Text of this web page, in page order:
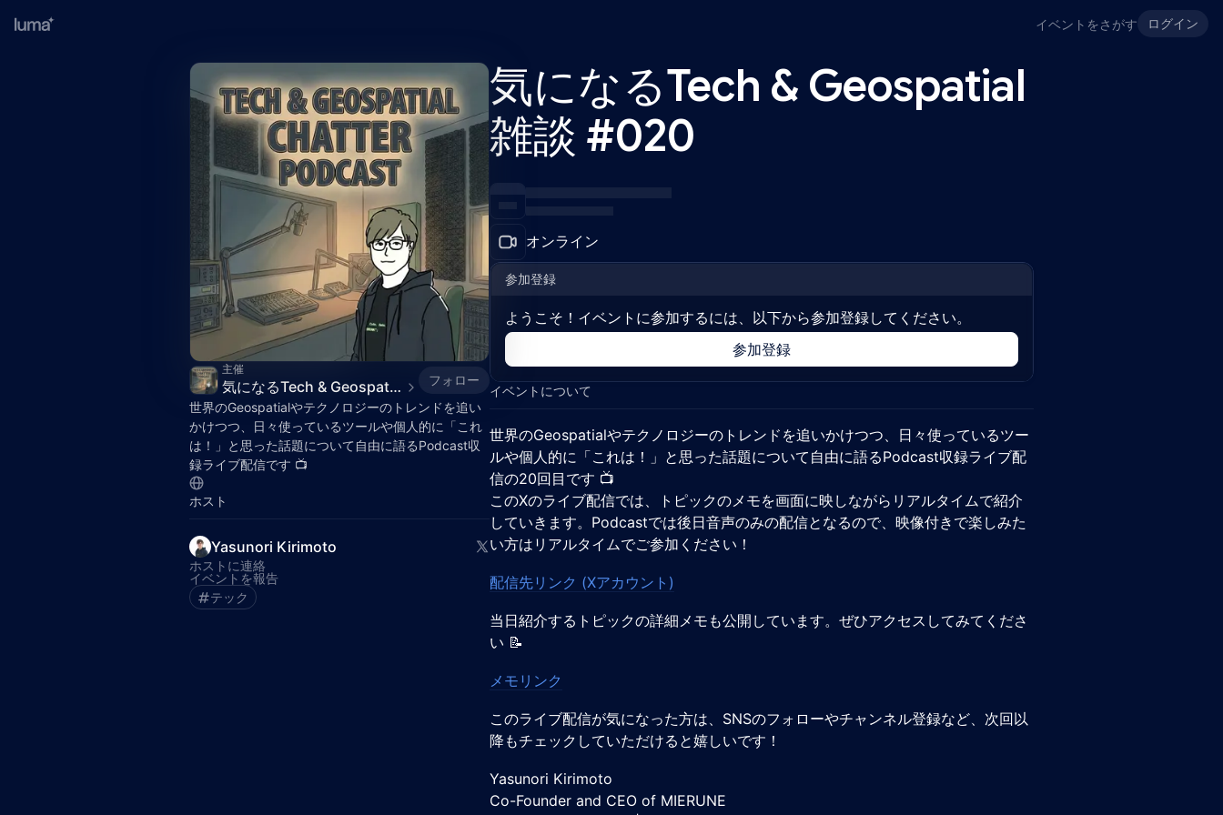
イベントをさがす ログイン
主催
気になるTech & Geospatial雑談
フォロー
世界のGeospatialやテクノロジーのトレンドを追い
かけつつ、日々使っているツールや個人的に「これ
は！」と思った話題について自由に語るPodcast収
録ライブ配信です 📺️
ホスト
Yasunori Kirimoto
ホストに連絡
イベントを報告
テック
気になるTech & Geospatial
雑談 #020
オンライン
参加登録
ようこそ！イベントに参加するには、以下から参加登録してください。
参加登録
イベントについて
世界のGeospatialやテクノロジーのトレンドを追いかけつつ、日々使っているツー
ルや個人的に「これは！」と思った話題について自由に語るPodcast収録ライブ配
信の20回目です 📺️
このXのライブ配信では、トピックのメモを画面に映しながらリアルタイムで紹介
していきます。Podcastでは後日音声のみの配信となるので、映像付きで楽しみた
い方はリアルタイムでご参加ください！
配信先リンク (Xアカウント)
当日紹介するトピックの詳細メモも公開しています。ぜひアクセスしてみてくださ
い 📝
メモリンク
このライブ配信が気になった方は、SNSのフォローやチャンネル登録など、次回以
降もチェックしていただけると嬉しいです！
Yasunori Kirimoto
Co-Founder and CEO of MIERUNE